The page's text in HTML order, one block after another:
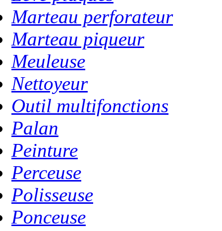
Marteau perforateur
Marteau piqueur
Meuleuse
Nettoyeur
Outil multifonctions
Palan
Peinture
Perceuse
Polisseuse
Ponceuse